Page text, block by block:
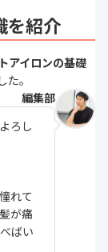
を紹介
アイロンの基礎
。
編集部
ろし
れて
が痛
ばい